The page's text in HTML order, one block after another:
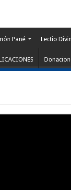
Pané Lectio